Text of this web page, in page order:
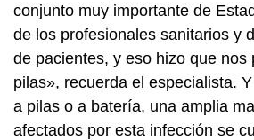
conjunto muy importante de
de los profesionales sanitarios y
de pacientes, y eso hizo que nos
pilas», recuerda el especialista.
a pilas o a batería, una amplia
afectados por esta infección se